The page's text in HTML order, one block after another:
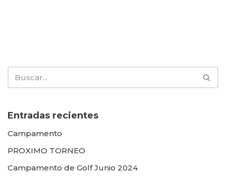
Entradas recientes
Campamento
PROXIMO TORNEO
Campamento de Golf Junio 2024